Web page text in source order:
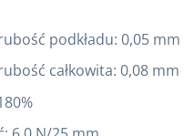
podkładu: 0,05 mm
całkowita: 0,08 mm